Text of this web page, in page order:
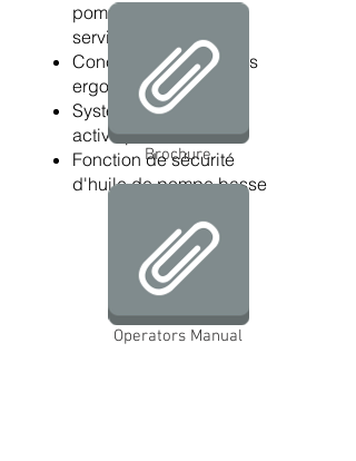
pompe, concept de
service optimal
Concept d'accessoires
ergonomiques
Système de contrôle
activé par le débit
Fonction de sécurité
d'huile de pompe basse
Brochure
Operators Manual